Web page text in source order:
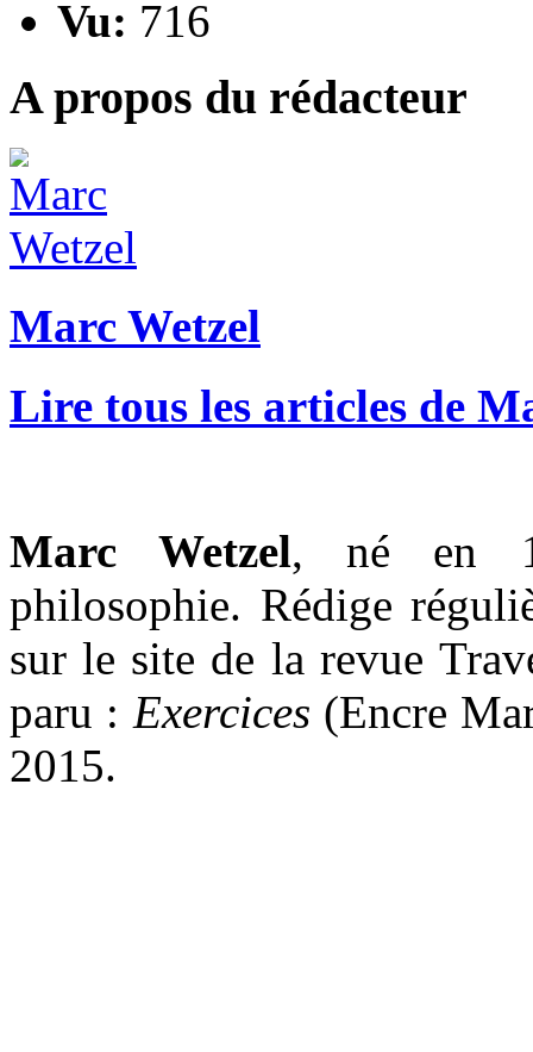
Vu: 716
A propos du rédacteur
Marc Wetzel
Lire tous les articles de
Marc Wetzel, né en
philosophie. Rédige
sur le site de la revue
paru : Exercices (Encre
2015.